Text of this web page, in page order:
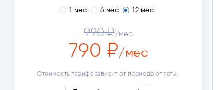
1 мес 6 мес 12 мес
990 ₽/мес
790 ₽/мес
Стоимость тарифа зависит от периода оплаты.
выбранных дополнительных опций и периода